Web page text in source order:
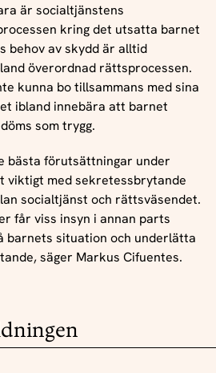
är socialtjänstens
kring det utsatta barnet
behov av skydd är alltid
överordnad rättsprocessen.
kunna bo tillsammans med sina
ibland innebära att barnet
som trygg.
bästa förutsättningar under
viktigt med sekretessbrytande
socialtjänst och rättsväsendet.
får viss insyn i annan parts
barnets situation och underlätta
säger Markus Cifuentes.